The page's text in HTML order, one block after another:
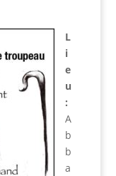
L
i
e
u
:
A
b
b
a